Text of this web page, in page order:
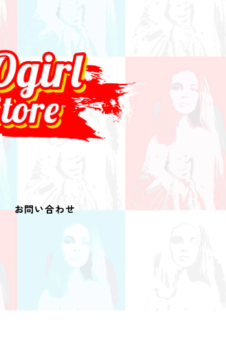
お問い合わせ